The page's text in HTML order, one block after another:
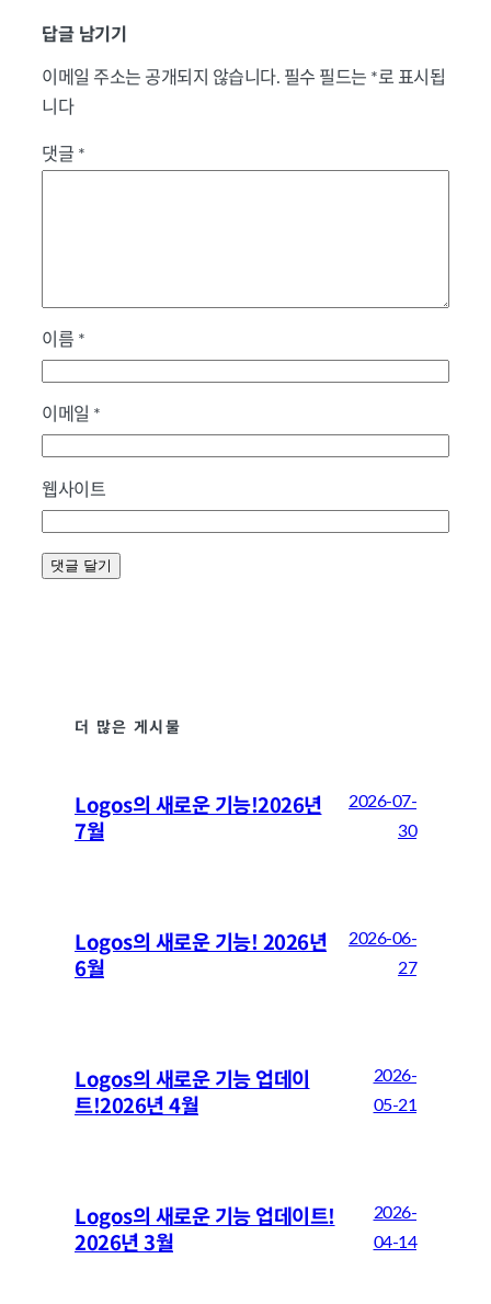
답글 남기기
이메일 주소는 공개되지 않습니다. 필수 필드는 *로 표시됩
니다
댓글 *
이름 *
이메일 *
웹사이트
더 많은 게시물
Logos의 새로운 기능!2026년
7월
2026-07-
30
Logos의 새로운 기능! 2026년
6월
2026-06-
27
Logos의 새로운 기능 업데이
트!2026년 4월
2026-
05-21
Logos의 새로운 기능 업데이트!
2026년 3월
2026-
04-14